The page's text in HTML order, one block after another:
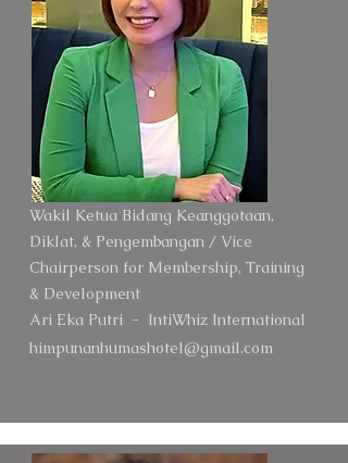
Wakil Ketua Bidang Keanggotaan,
Diklat, & Pengembangan / Vice
Chairperson for Membership, Training
& Development
Ari Eka Putri - IntiWhiz International
himpunanhumashotel@gmail.com